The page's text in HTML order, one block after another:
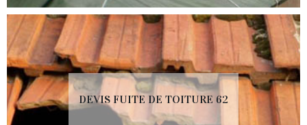
DEVIS FUITE DE TOITURE 62